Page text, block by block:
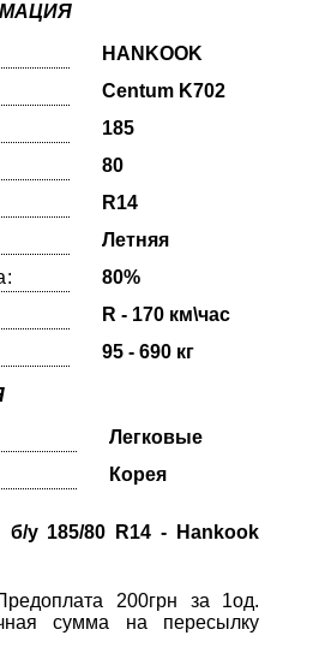
HANKOOK
Centum K702
185
80
R14
Летняя
80%
R - 170 км\час
95 - 690 кг
Легковые
Корея
б/у 185/80 R14 - Hankook
200грн за 1од.
сумма на пересылку